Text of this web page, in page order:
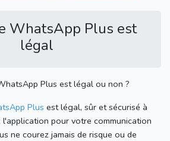
WhatsApp Plus est
légal
Plus est légal ou non ?
Plus est légal, sûr et sécurisé à
l'application pour votre communication
ne courez jamais de risque ou de